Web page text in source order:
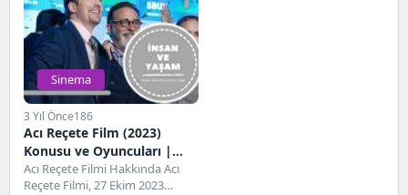
Sinema
3 Yıl Önce186
Acı Reçete Film (2023)
Konusu ve Oyuncuları |
Netflix
Acı Reçete Filmi Hakkında Acı
Reçete Filmi, 27 Ekim 2023